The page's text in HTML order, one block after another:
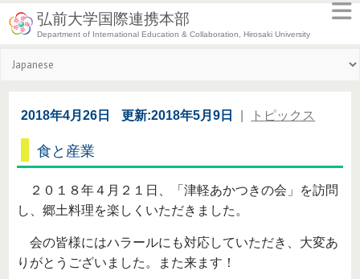
弘前大学国際連携本部
Department of International Education & Collaboration, Hirosaki University
2018年4月26日 更新:2018年5月9日 トピックス
食と産業
２０１８年４月２１日、「津軽あかつきの会」を訪問
し、郷土料理を楽しくいただきました。
会の皆様にはハラールにも対応していただき、大変あ
りがとうございました。また来ます！